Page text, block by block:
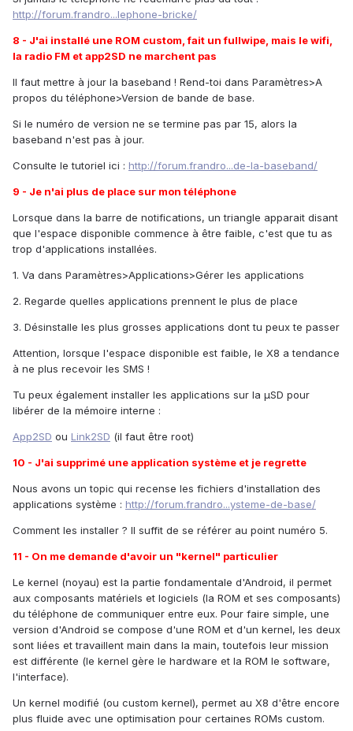
http://forum.frandro...lephone-bricke/
8 - J'ai installé une ROM custom, fait un fullwipe, mais le wifi,
la radio FM et app2SD ne marchent pas
Il faut mettre à jour la baseband ! Rend-toi dans Paramètres>A
propos du téléphone>Version de bande de base.
Si le numéro de version ne se termine pas par 15, alors la
baseband n'est pas à jour.
Consulte le tutoriel ici : http://forum.frandro...de-la-baseband/
9 - Je n'ai plus de place sur mon téléphone
Lorsque dans la barre de notifications, un triangle apparait disant
que l'espace disponible commence à être faible, c'est que tu as
trop d'applications installées.
1. Va dans Paramètres>Applications>Gérer les applications
2. Regarde quelles applications prennent le plus de place
3. Désinstalle les plus grosses applications dont tu peux te passer
Attention, lorsque l'espace disponible est faible, le X8 a tendance
à ne plus recevoir les SMS !
Tu peux également installer les applications sur la µSD pour
libérer de la mémoire interne :
App2SD ou Link2SD (il faut être root)
10 - J'ai supprimé une application système et je regrette
Nous avons un topic qui recense les fichiers d'installation des
applications système : http://forum.frandro...ysteme-de-base/
Comment les installer ? Il suffit de se référer au point numéro 5.
11 - On me demande d'avoir un "kernel" particulier
Le kernel (noyau) est la partie fondamentale d'Android, il permet
aux composants matériels et logiciels (la ROM et ses composants)
du téléphone de communiquer entre eux. Pour faire simple, une
version d'Android se compose d'une ROM et d'un kernel, les deux
sont liées et travaillent main dans la main, toutefois leur mission
est différente (le kernel gère le hardware et la ROM le software,
l'interface).
Un kernel modifié (ou custom kernel), permet au X8 d'être encore
plus fluide avec une optimisation pour certaines ROMs custom.